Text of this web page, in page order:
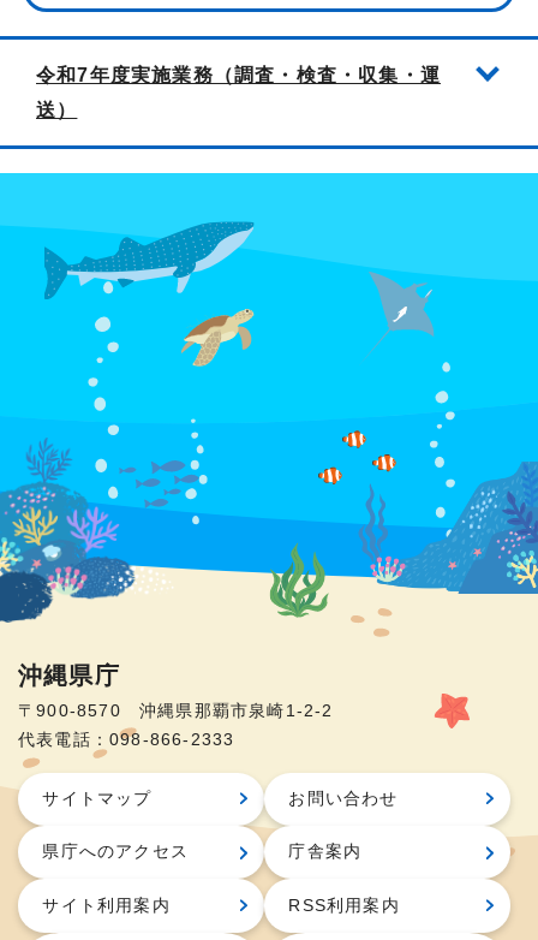
令和7年度実施業務（調査・検査・収集・運
送）
沖縄県庁
〒900-8570 沖縄県那覇市泉崎1-2-2
代表電話：098-866-2333
サイトマップ お問い合わせ
県庁へのアクセス 庁舎案内
サイト利用案内 RSS利用案内